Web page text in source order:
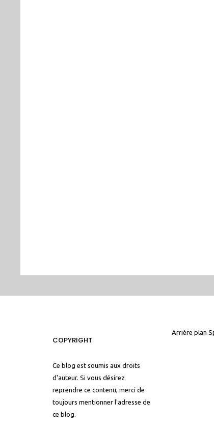
COPYRIGHT
Ce blog est soumis aux droits
d'auteur. Si vous désirez
reprendre ce contenu, merci de
toujours mentionner l'adresse de
ce blog.
Arrière plan